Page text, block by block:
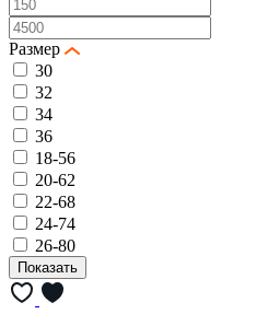
Размер
30
32
34
36
18-56
20-62
22-68
24-74
26-80